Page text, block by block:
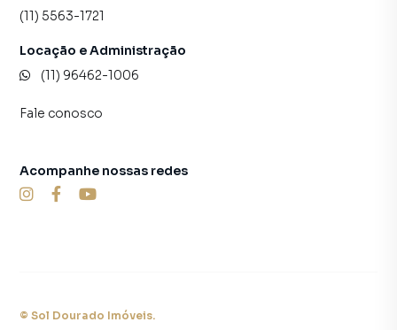
(11) 5563-1721
Locação e Administração
(11) 96462-1006
Fale conosco
Acompanhe nossas redes
© Sol Dourado Imóveis.